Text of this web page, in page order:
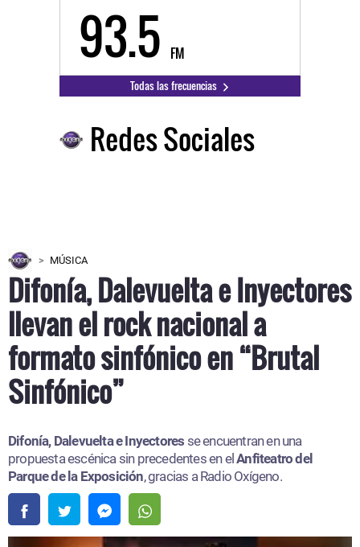
93.5 FM
Todas las frecuencias
Redes Sociales
MÚSICA
Difonía, Dalevuelta e Inyectores
llevan el rock nacional a
formato sinfónico en “Brutal
Sinfónico”
Difonía, Dalevuelta e Inyectores se encuentran en una
propuesta escénica sin precedentes en elAnfiteatro del
Parque de la Exposición, gracias a Radio Oxígeno.